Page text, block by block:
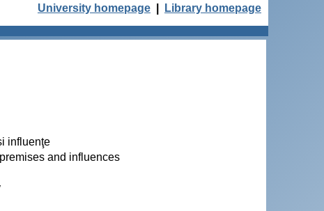
University homepage Library homepage
influenţe
and influences